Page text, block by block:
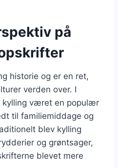
på
historie og er en ret,
verden over. I
kylling været en populær
til familiemiddage og
blev kylling
og grøntsager,
blevet mere